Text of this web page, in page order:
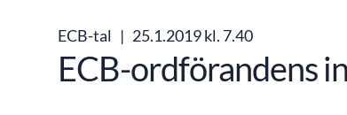
ECB-tal | 25.1.2019 kl. 7.40
ECB-ordförandens